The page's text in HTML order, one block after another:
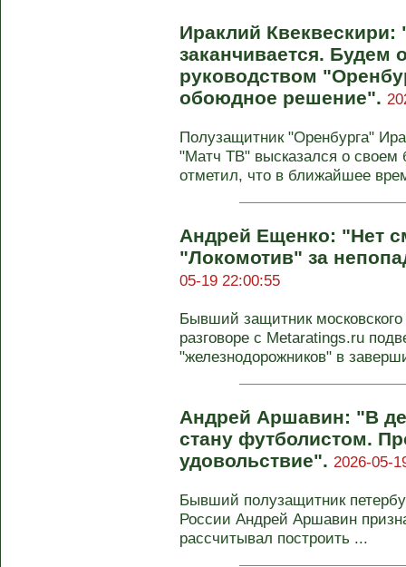
Ираклий Квеквескири:
заканчивается. Будем
руководством
обоюдное решение".
Полузащитник "Оренбурга"
"Матч ТВ" высказался о
отметил, что в ближайшее
Андрей Ещенко: "Нет
"Локомотив" за
05-19 22:00:55
Бывший защитник
разговоре с Metaratings.ru
"железнодорожников" в
Андрей Аршавин: "В
стану футболистом.
удовольствие". 2026-05-
Бывший полузащитник
России Андрей Аршавин
рассчитывал построить ...